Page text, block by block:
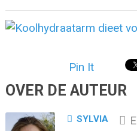
Pin It
OVER DE AUTEUR
SYLVIA